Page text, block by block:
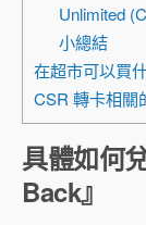
Unlimited
小總結
在超市可以買
CSR 轉卡相關
具體如何
Back』